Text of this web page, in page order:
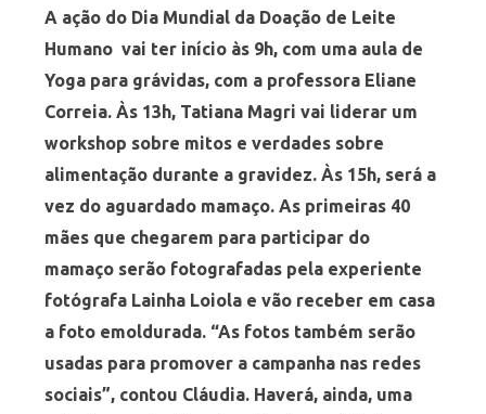
A ação do Dia Mundial da Doação de Leite
Humano vai ter início às 9h, com uma aula de
Yoga para grávidas, com a professora Eliane
Correia. Às 13h, Tatiana Magri vai liderar um
workshop sobre mitos e verdades sobre
alimentação durante a gravidez. Às 15h, será a
vez do aguardado mamaço. As primeiras 40
mães que chegarem para participar do
mamaço serão fotografadas pela experiente
fotógrafa Lainha Loiola e vão receber em casa
a foto emoldurada. “As fotos também serão
usadas para promover a campanha nas redes
sociais”, contou Cláudia. Haverá, ainda, uma